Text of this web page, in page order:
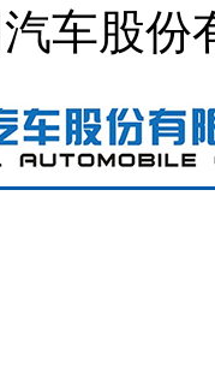
车股份